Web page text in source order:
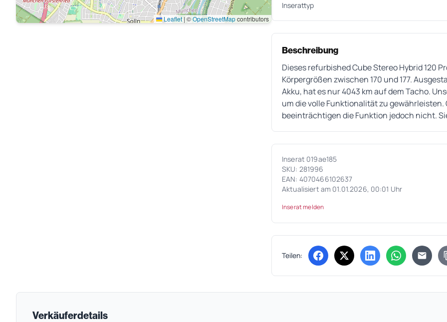
Leaflet | ©OpenStreetMapcontributors
Inserattyp
Beschreibung
Dieses refurbished Cube Stereo Hybrid 120
Körpergrößen zwischen 170 und 177.
Akku, hat es nur 4043 km auf dem Tacho.
um die volle Funktionalität zu
beeinträchtigen die Funktion jedoch nicht.
Inserat 019ae185
SKU: 281996
EAN: 4070466102637
Aktualisiert am 01.01.2026, 00:01 Uhr
Inserat melden
Teilen: (öffnet in neuem Tab)
(öffnet in neuem Tab)
(öffnet in neuem
(öffnet in
Verkäuferdetails